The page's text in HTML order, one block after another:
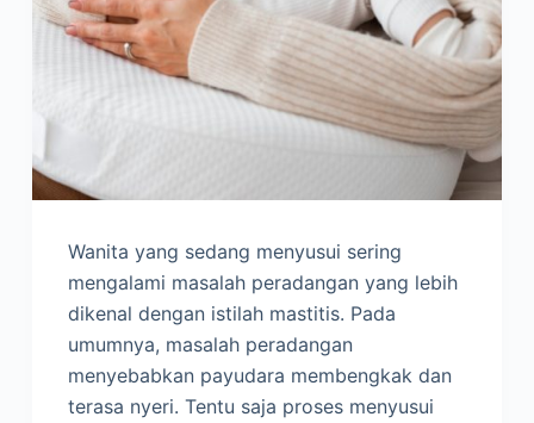
Wanita yang sedang menyusui sering
mengalami masalah peradangan yang lebih
dikenal dengan istilah mastitis. Pada
umumnya, masalah peradangan
menyebabkan payudara membengkak dan
terasa nyeri. Tentu saja proses menyusui